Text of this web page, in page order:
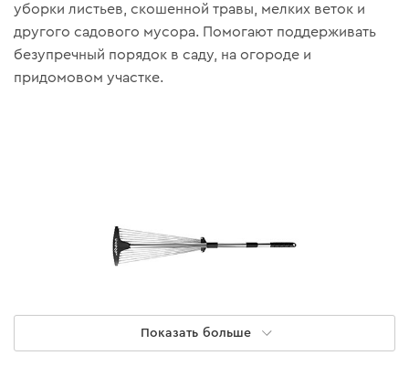
уборки листьев, скошенной травы, мелких веток и
другого садового мусора. Помогают поддерживать
безупречный порядок в саду, на огороде и
придомовом участке.
Показать больше